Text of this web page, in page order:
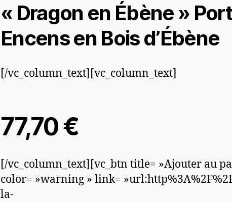
« Dragon en Ébène »
Encens en Bois d’Ébène
[/vc_column_text][vc_column_text]
77,70 €
[/vc_column_text][vc_btn title= »Ajouter au
color= »warning » link=
la-